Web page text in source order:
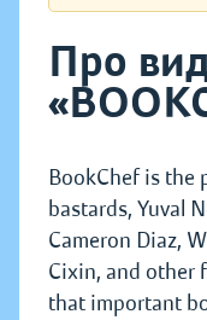
Про
BookChef is the
bastards, Yuval
Cameron Diaz,
Cixin, and other
that important